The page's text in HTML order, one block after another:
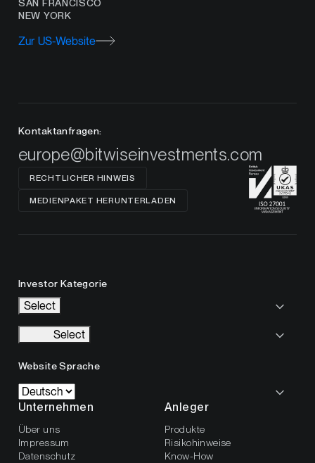
SAN FRANCISCO
NEW YORK
Zur US-Website
Kontaktanfragen:
europe@bitwiseinvestments.com
RECHTLICHER HINWEIS
MEDIENPAKET HERUNTERLADEN
Investor Kategorie
Select
Select
Website Sprache
Unternehmen
Über uns
Impressum
Datenschutz
Anleger
Produkte
Risikohinweise
Know-How